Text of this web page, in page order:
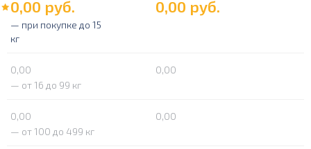
0,00 руб. 0,00 руб.
— при покупке до 15
кг
0,00
0,00
— от 16 до 99 кг
0,00
0,00
— от 100 до 499 кг